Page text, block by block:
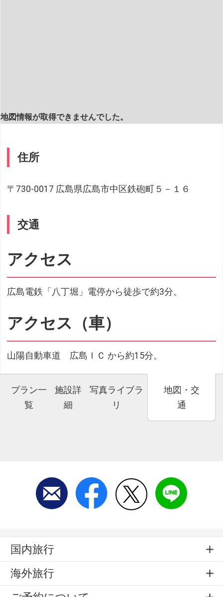
地図情報が取得できませんでした。
住所
〒730-0017 広島県広島市中区鉄砲町５－１６
交通
アクセス
広島電鉄「八丁堀」電停から徒歩で約3分。
アクセス（車）
山陽自動車道 広島ＩＣ から約15分。
プラン一
覧
施設詳
細
写真ライブラ
リ
地図・交
通
国内旅行
海外旅行